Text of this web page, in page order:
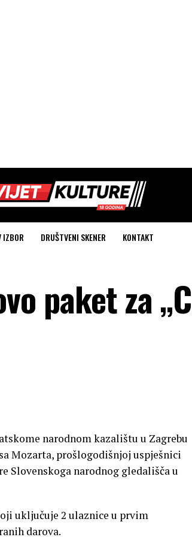
IZBOR DRUŠTVENI SKENER KONTAKT
paket za
narodnom kazalištu u Zagrebu
Mozarta, prošlogodišnjoj uspješnici
Slovenskoga narodnog gledališča u
uključuje 2 ulaznice u prvim
darova.